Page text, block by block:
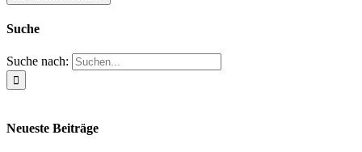
Suche
Suche nach:
Neueste Beiträge